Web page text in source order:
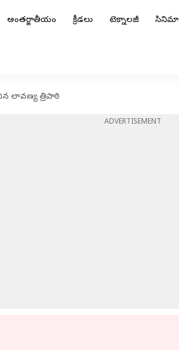
అంతర్జాతీయం క్రీడలు టెక్నాలజీ సినిమా
లావణ్య త్రిపాఠి
ADVERTISEMENT